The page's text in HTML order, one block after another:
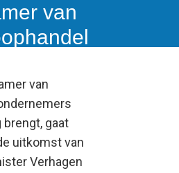
van
van
brengt, gaat
uitkomst van
Verhagen